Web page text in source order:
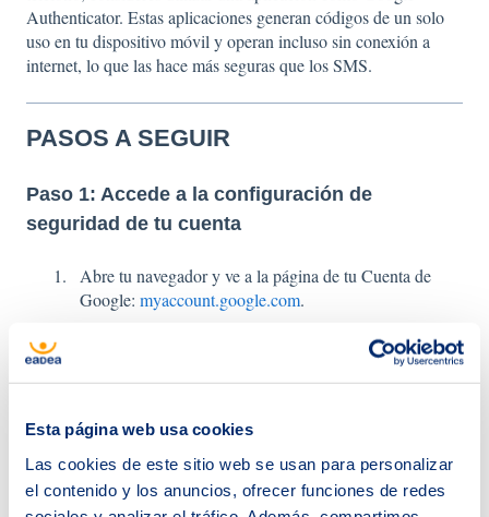
Esta página web usa cookies
Las cookies de este sitio web se usan para personalizar
el contenido y los anuncios, ofrecer funciones de redes
Authenticator. Estas aplicaciones generan códigos de un solo
uso en tu dispositivo móvil y operan incluso sin conexión a
internet, lo que las hace más seguras que los SMS.
PASOS A SEGUIR
Paso 1: Accede a la configuración de
seguridad de tu cuenta
Abre tu navegador y ve a la página de tu Cuenta de
Google: myaccount.google.com.
Desplázate hacia abajo hasta encontrar la sección
"Cómo inicias sesión en Google" y haz clic en
Google te pedirá que introduzcas tu contraseña de
nuevo para confirmar tu identidad.